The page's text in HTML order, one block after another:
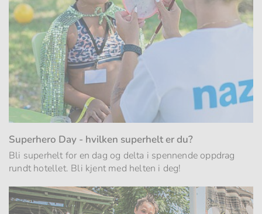
Superhero Day - hvilken superhelt er du?
Bli superhelt for en dag og delta i spennende oppdrag
rundt hotellet. Bli kjent med helten i deg!